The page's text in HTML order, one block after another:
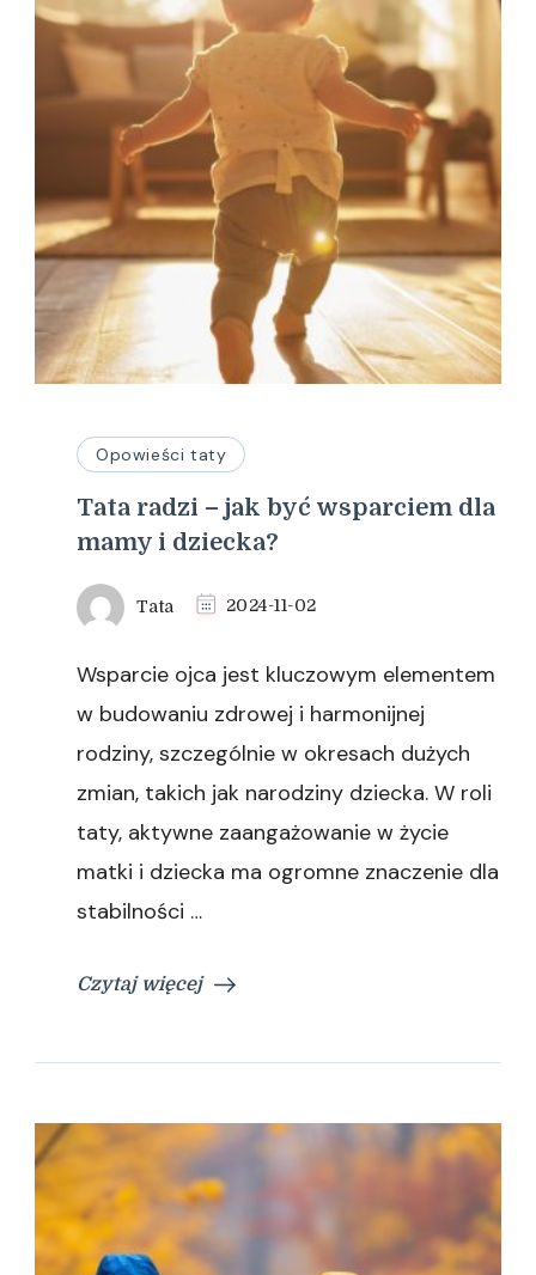
Opowieści taty
Tata radzi – jak być wsparciem dla
mamy i dziecka?
Tata 2024-11-02
Wsparcie ojca jest kluczowym elementem
w budowaniu zdrowej i harmonijnej
rodziny, szczególnie w okresach dużych
zmian, takich jak narodziny dziecka. W roli
taty, aktywne zaangażowanie w życie
matki i dziecka ma ogromne znaczenie dla
stabilności …
Czytaj więcej